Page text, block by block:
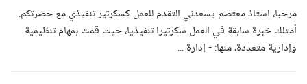
مرحبا، استاذ معتصم يسعدني التقدم للعمل كسكرتير تنفيذي مع حضرتكم.
أمتلك خبرة سابقة في العمل سكرتيرا تنفيذيا، حيث قمت بمهام تنظيمية
وإدارية متعددة، منها: - إدارة ...